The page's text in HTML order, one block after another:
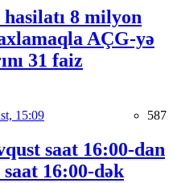
8 milyon
AÇG-yə
31 faiz
15:09 587
saat 16:00-dan
16:00-dək